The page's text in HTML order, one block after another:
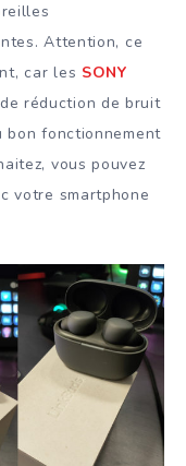
Attention, ce
car les SONY
réduction de bruit
bon fonctionnement
vous pouvez
votre smartphone